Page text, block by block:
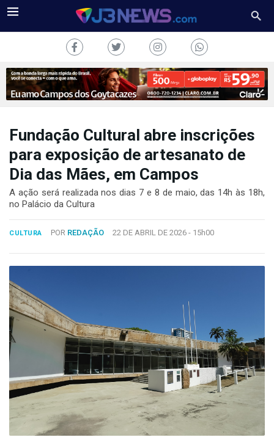
COLUNAS
FALE
CONOSCO
Copyright
2024
Desenvolvido
por
Hesea
Tecnologia
Sistemas
Fundação Cultural abre inscrições
para exposição de artesanato de
Dia das Mães, em Campos
A ação será realizada nos dias 7 e 8 de maio, das 14h às 18h,
no Palácio da Cultura
CULTURA POR REDAÇÃO 22 DE ABRIL DE 2026 - 15h00